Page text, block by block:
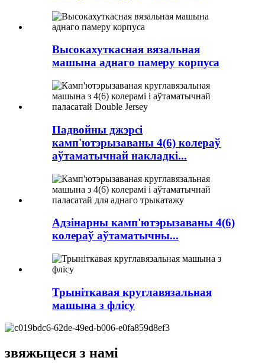
Высокахуткасная вязальная
машына аднаго памеру корпуса
Падвойны джэрсі
камп'ютэрызаваны 4(6) колераў
аўтаматычнай накладкі...
Адзінарны камп'ютэрызаваны 4(6)
колераў аўтаматычны...
Трыніткавая круглавязальная
машына з флісу
звяжыцеся з намі